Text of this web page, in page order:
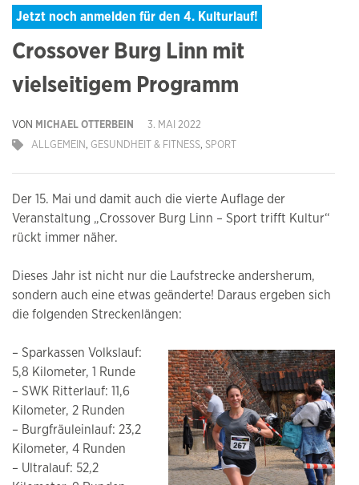
Jetzt noch anmelden für den 4. Kulturlauf!
Crossover Burg Linn mit
vielseitigem Programm
VON MICHAEL OTTERBEIN
3. MAI 2022
ALLGEMEIN, GESUNDHEIT & FITNESS, SPORT
Der 15. Mai und damit auch die vierte Auflage der
Veranstaltung „Crossover Burg Linn – Sport trifft Kultur“
rückt immer näher.
Dieses Jahr ist nicht nur die Laufstrecke andersherum,
sondern auch eine etwas geänderte! Daraus ergeben sich
die folgenden Streckenlängen:
– Sparkassen Volkslauf:
5,8 Kilometer, 1 Runde
– SWK Ritterlauf: 11,6
Kilometer, 2 Runden
– Burgfräuleinlauf: 23,2
Kilometer, 4 Runden
– Ultralauf: 52,2